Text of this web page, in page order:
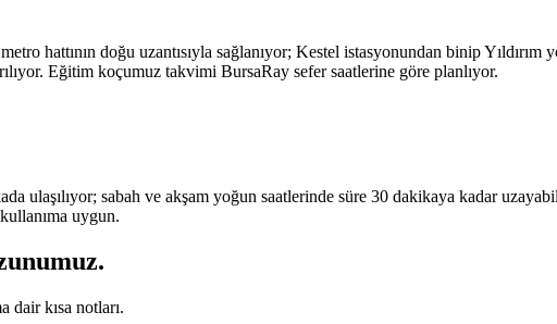
hattının doğu uzantısıyla sağlanıyor; Kestel istasyonundan binip
Eğitim koçumuz takvimi BursaRay sefer saatlerine göre planlıyor.
ulaşılıyor; sabah ve akşam yoğun saatlerinde süre 30 dakikaya kadar
uygun.
.
dair kısa notları.